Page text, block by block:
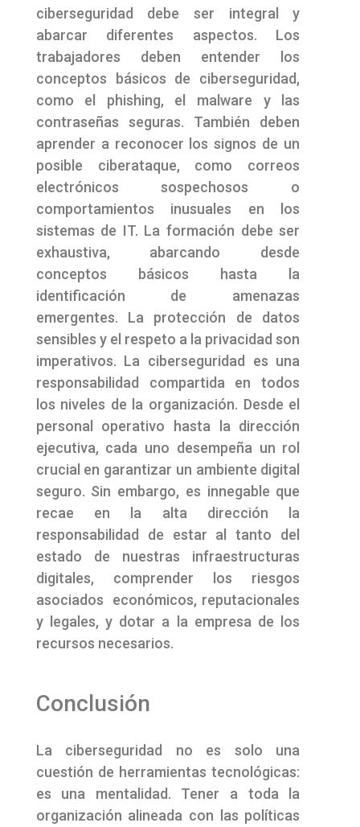
ciberseguridad debe ser integral y
abarcar diferentes aspectos. Los
trabajadores deben entender los
conceptos básicos de ciberseguridad,
como el phishing, el malware y las
contraseñas seguras. También deben
aprender a reconocer los signos de un
posible ciberataque, como correos
electrónicos sospechosos o
comportamientos inusuales en los
sistemas de IT. La formación debe ser
exhaustiva, abarcando desde
conceptos básicos hasta la
identificación de amenazas
emergentes. La protección de datos
sensibles y el respeto a la privacidad son
imperativos. La ciberseguridad es una
responsabilidad compartida en todos
los niveles de la organización. Desde el
personal operativo hasta la dirección
ejecutiva, cada uno desempeña un rol
crucial en garantizar un ambiente digital
seguro. Sin embargo, es innegable que
recae en la alta dirección la
responsabilidad de estar al tanto del
estado de nuestras infraestructuras
digitales, comprender los riesgos
asociados económicos, reputacionales
y legales, y dotar a la empresa de los
recursos necesarios.
Conclusión
La ciberseguridad no es solo una
cuestión de herramientas tecnológicas:
es una mentalidad. Tener a toda la
organización alineada con las políticas